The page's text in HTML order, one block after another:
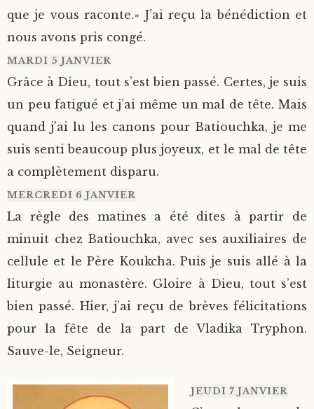
que je vous raconte.» J’ai reçu la bénédiction et
nous avons pris congé.
MARDI 5 JANVIER
Grâce à Dieu, tout s’est bien passé. Certes, je suis
un peu fatigué et j’ai même un mal de tête. Mais
quand j’ai lu les canons pour Batiouchka, je me
suis senti beaucoup plus joyeux, et le mal de tête
a complètement disparu.
MERCREDI 6 JANVIER
La règle des matines a été dites à partir de
minuit chez Batiouchka, avec ses auxiliaires de
cellule et le Père Koukcha. Puis je suis allé à la
liturgie au monastère. Gloire à Dieu, tout s’est
bien passé. Hier, j’ai reçu de brèves félicitations
pour la fête de la part de Vladika Tryphon.
Sauve-le, Seigneur.
JEUDI 7 JANVIER